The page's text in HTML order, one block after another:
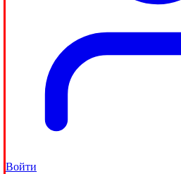
Войти